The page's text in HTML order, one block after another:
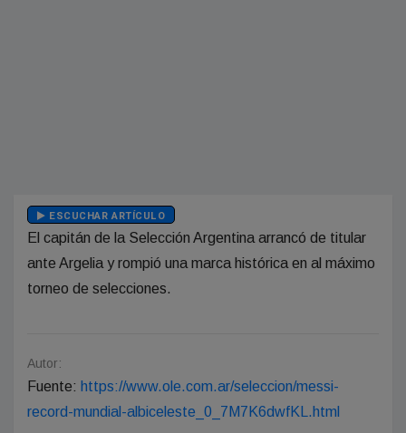
ESCUCHAR ARTÍCULO
El capitán de la Selección Argentina arrancó de titular
ante Argelia y rompió una marca histórica en al máximo
torneo de selecciones.
Autor:
Fuente: https://www.ole.com.ar/seleccion/messi-
record-mundial-albiceleste_0_7M7K6dwfKL.html